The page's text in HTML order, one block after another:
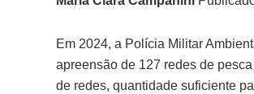
Em 2024, a Polícia Militar
apreensão de 127 redes de
de redes, quantidade suficiente